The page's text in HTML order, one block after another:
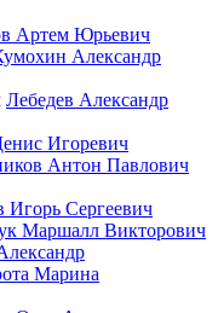
Артем Юрьевич
Александр
Лебедев Александр
Игоревич
Антон Павлович
Игорь Сергеевич
Маршалл Викторович
Марина